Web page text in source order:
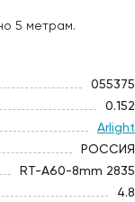
5 метрам.
055375
0.152
Arlight
РОССИЯ
RT-A60-8mm 2835
4.8